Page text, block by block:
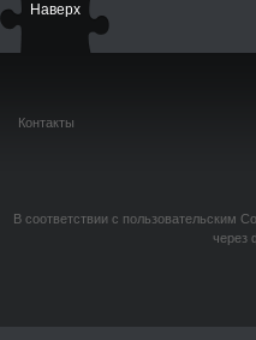
Наверх
Контакты
В соответствии с пользовательским
через